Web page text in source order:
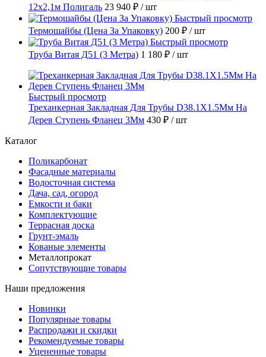
12х2,1м Полигаль 23 940 ₽ / шт
Быстрый просмотр
Термошайбы (Цена За Упаковку) 200 ₽ / шт
Быстрый просмотр
Труба Витая Д51 (3 Метра) 1 180 ₽ / шт
Быстрый просмотр
Треханкерная Закладная Для Трубы D38.1Х1.5Мм На
Дерев Ступень Фланец 3Мм 430 ₽ / шт
Каталог
Поликарбонат
Фасадные материалы
Водосточная система
Дача, сад, огород
Емкости и баки
Комплектующие
Террасная доска
Грунт-эмаль
Кованые элементы
Металлопрокат
Сопутствующие товары
Наши предложения
Новинки
Популярные товары
Распродажи и скидки
Рекомендуемые товары
Уцененные товары